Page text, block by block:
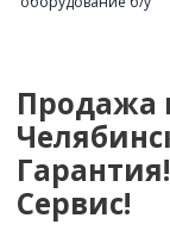
Продажа
Сервис!